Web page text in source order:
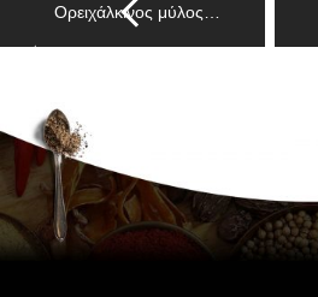
Ορειχάλκινος μύλος…